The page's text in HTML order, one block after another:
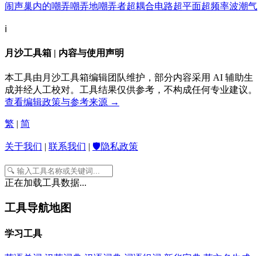
闹声巢内的嘲弄嘲弄地嘲弄者超耦合电路超平面超频率波潮气
ℹ️
月沙工具箱 | 内容与使用声明
本工具由月沙工具箱编辑团队维护，部分内容采用 AI 辅助生
成并经人工校对。工具结果仅供参考，不构成任何专业建议。
查看编辑政策与参考来源 →
繁 | 简
关于我们 | 联系我们 | 🛡️隐私政策
正在加载工具数据...
工具导航地图
学习工具